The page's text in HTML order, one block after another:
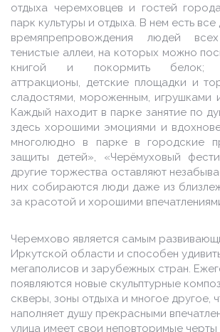
отдыха черемховцев и гостей
парк культуры и отдыха. В нем есть
времяпрепровождения людей
тенистые аллеи, на которых можно
книгой и покормить белок;
аттракционы, детские площадки и
сладостями, мороженным, игрушками
Каждый находит в парке занятие по
здесь хорошими эмоциями и
многолюдно в парке в городские
защиты детей», «Черёмуховый
другие торжества оставляют
них собираются люди даже из
за красотой и хорошими
Черемхово является самым
Иркутской области и способен
мегаполисов и зарубежных стран.
появляются новые скульптурные
скверы, зоны отдыха и многое другое,
наполняет душу прекрасными
улица имеет свои неповторимые